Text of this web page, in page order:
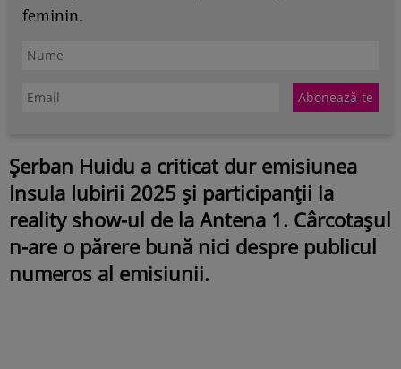
feminin.
Șerban Huidu a criticat dur emisiunea
Insula Iubirii 2025 și participanții la
reality show-ul de la Antena 1. Cârcotașul
n-are o părere bună nici despre publicul
numeros al emisiunii.